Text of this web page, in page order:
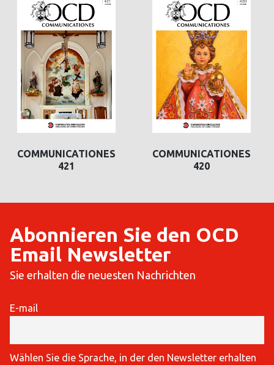
COMMUNICATIONES
421
COMMUNICATIONES
420
Abonnieren Sie den OCD
Email Newsletter
Sie erhalten die neuesten Nachrichten
E-mail
Wählen Sie die Sprache, in der den Newsletter erhalten